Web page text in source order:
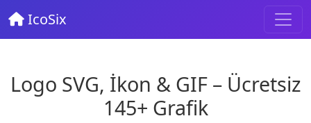
IcoSix
Logo SVG, İkon & GIF – Ücretsiz
145+ Grafik